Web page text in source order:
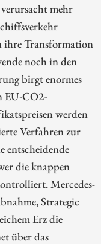
mehr
ihre Transformation
noch in den
birgt enormes
EU-CO2-
werden
Verfahren zur
die knappen
Mercedes-
Strategic
Erz die
über das